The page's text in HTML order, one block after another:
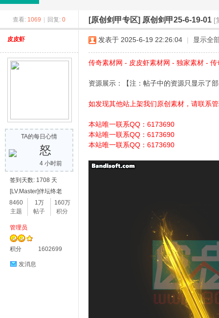
素
查看: 1069 回复: 0 [原创剑甲专区] 原创剑甲25-6-19-01 [
皮皮虾
TA的每日心情
怒
4 小时前
签到天数: 1708 天
[LV.Master]伴坛终老
8460
主题
1万
帖子
160万
积分
管理员
积分 1602699
发消息
发表于 2025-6-19 22:26:04 | 显示全
传奇素材网 - 皮皮虾素材网 - 独家素材 -
资源展示：【注：帖子中的资源只显示了
如发现其他站上架我们原创素材，请联系
本站唯一联系QQ：6173690
本站唯一联系QQ：6173690
本站唯一联系QQ：6173690